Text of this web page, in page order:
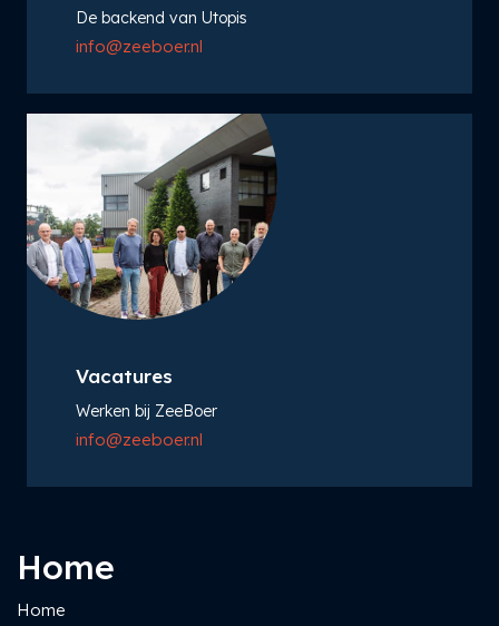
De backend van Utopis
info@zeeboer.nl
Vacatures
Werken bij ZeeBoer
info@zeeboer.nl
Home
Home